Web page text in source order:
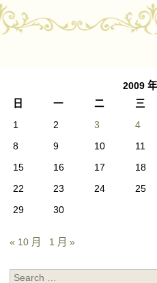
2009
日
一 二 三
1
2 3 4
8
9 10 11
15
16 17 18
22
23 24 25
29
30
« 10 月 1 月 »
Search